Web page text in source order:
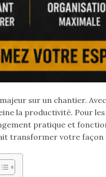
sur un chantier.
la productivité. Pour
pratique et
transformer votre façon